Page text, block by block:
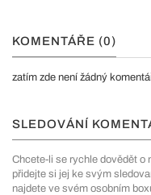
KOMENTÁŘE (0)
zatím zde není žádný
SLEDOVÁNÍ
Chcete-li se rychle dovědět o
přidejte si jej ke svým
najdete ve svém osobním